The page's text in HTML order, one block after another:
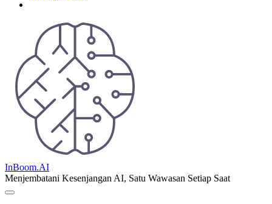
InBoom.AI
Menjembatani Kesenjangan AI, Satu Wawasan Setiap Saat